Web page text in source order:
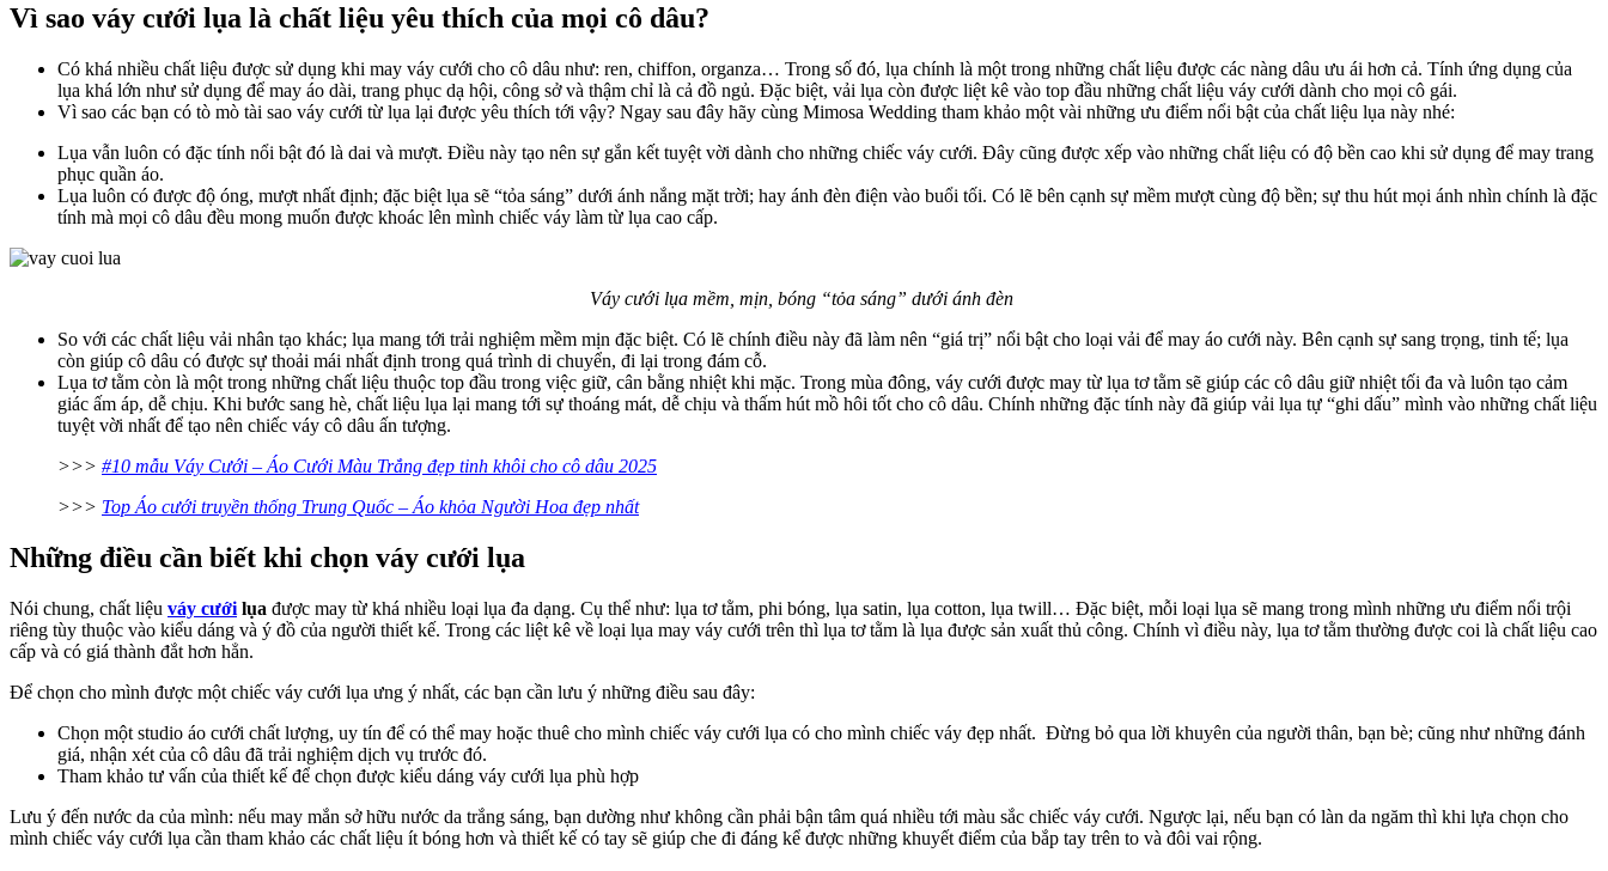
Vì sao váy cưới lụa là chất liệu yêu thích của mọi cô dâu?
Có khá nhiều chất liệu được sử dụng khi may váy cưới cho cô dâu như: ren, chiffon, organza… Trong số đó, lụa chính là một trong những chất liệu được các nàng dâu ưu ái hơn cả. Tính ứng dụng của
lụa khá lớn như sử dụng để may áo dài, trang phục dạ hội, công sở và thậm chỉ là cả đồ ngủ. Đặc biệt, vải lụa còn được liệt kê vào top đầu những chất liệu váy cưới dành cho mọi cô gái.
Vì sao các bạn có tò mò tài sao váy cưới từ lụa lại được yêu thích tới vậy? Ngay sau đây hãy cùng Mimosa Wedding tham khảo một vài những ưu điểm nổi bật của chất liệu lụa này nhé:
Lụa vẫn luôn có đặc tính nổi bật đó là dai và mượt. Điều này tạo nên sự gắn kết tuyệt vời dành cho những chiếc váy cưới. Đây cũng được xếp vào những chất liệu có độ bền cao khi sử dụng để may trang
phục quần áo.
Lụa luôn có được độ óng, mượt nhất định; đặc biệt lụa sẽ “tỏa sáng” dưới ánh nắng mặt trời; hay ánh đèn điện vào buổi tối. Có lẽ bên cạnh sự mềm mượt cùng độ bền; sự thu hút mọi ánh nhìn chính là đặc
tính mà mọi cô dâu đều mong muốn được khoác lên mình chiếc váy làm từ lụa cao cấp.
Váy cưới lụa mềm, mịn, bóng “tỏa sáng” dưới ánh đèn
So với các chất liệu vải nhân tạo khác; lụa mang tới trải nghiệm mềm mịn đặc biệt. Có lẽ chính điều này đã làm nên “giá trị” nổi bật cho loại vải để may áo cưới này. Bên cạnh sự sang trọng, tinh tế; lụa
còn giúp cô dâu có được sự thoải mái nhất định trong quá trình di chuyển, đi lại trong đám cỗ.
Lụa tơ tằm còn là một trong những chất liệu thuộc top đầu trong việc giữ, cân bằng nhiệt khi mặc. Trong mùa đông, váy cưới được may từ lụa tơ tằm sẽ giúp các cô dâu giữ nhiệt tối đa và luôn tạo cảm
giác ấm áp, dễ chịu. Khi bước sang hè, chất liệu lụa lại mang tới sự thoáng mát, dễ chịu và thấm hút mồ hôi tốt cho cô dâu. Chính những đặc tính này đã giúp vải lụa tự “ghi dấu” mình vào những chất liệu
tuyệt vời nhất để tạo nên chiếc váy cô dâu ấn tượng.
>>> #10 mẫu Váy Cưới – Áo Cưới Màu Trắng đẹp tinh khôi cho cô dâu 2025
>>> Top Áo cưới truyền thống Trung Quốc – Áo khỏa Người Hoa đẹp nhất
Những điều cần biết khi chọn váy cưới lụa
Nói chung, chất liệu váy cưới lụa được may từ khá nhiều loại lụa đa dạng. Cụ thể như: lụa tơ tằm, phi bóng, lụa satin, lụa cotton, lụa twill… Đặc biệt, mỗi loại lụa sẽ mang trong mình những ưu điểm nổi trội
riêng tùy thuộc vào kiểu dáng và ý đồ của người thiết kế. Trong các liệt kê về loại lụa may váy cưới trên thì lụa tơ tằm là lụa được sản xuất thủ công. Chính vì điều này, lụa tơ tằm thường được coi là chất liệu cao
cấp và có giá thành đắt hơn hẳn.
Để chọn cho mình được một chiếc váy cưới lụa ưng ý nhất, các bạn cần lưu ý những điều sau đây:
Chọn một studio áo cưới chất lượng, uy tín để có thể may hoặc thuê cho mình chiếc váy cưới lụa có cho mình chiếc váy đẹp nhất. Đừng bỏ qua lời khuyên của người thân, bạn bè; cũng như những đánh
giá, nhận xét của cô dâu đã trải nghiệm dịch vụ trước đó.
Tham khảo tư vấn của thiết kế để chọn được kiểu dáng váy cưới lụa phù hợp
Lưu ý đến nước da của mình: nếu may mắn sở hữu nước da trắng sáng, bạn dường như không cần phải bận tâm quá nhiều tới màu sắc chiếc váy cưới. Ngược lại, nếu bạn có làn da ngăm thì khi lựa chọn cho
mình chiếc váy cưới lụa cần tham khảo các chất liệu ít bóng hơn và thiết kế có tay sẽ giúp che đi đáng kể được những khuyết điểm của bắp tay trên to và đôi vai rộng.